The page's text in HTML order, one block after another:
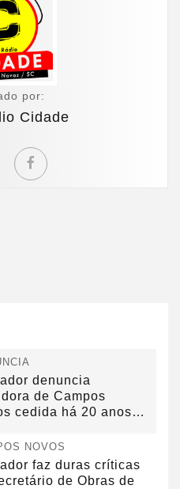
por:
Cidade
denuncia
de Campos
cedida há 20 anos
NOVOS
faz duras críticas
de Obras de